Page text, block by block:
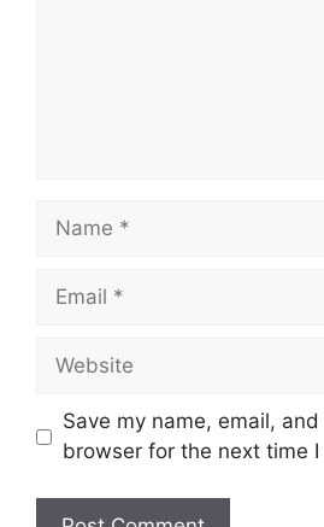
Name
Email
Website
Save my name, email,
browser for the next time I